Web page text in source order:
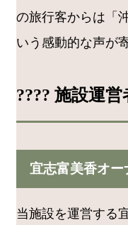
の旅行客からは「
いう感動的な声が
???? 施設運
宜志富美香オ
当施設を運営する